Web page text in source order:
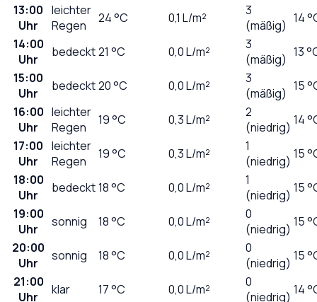
13:00
Uhr
leichter
Regen
24°C 0,1 L/m²
3
(mäßig) 14
14:00
Uhr
bedeckt21 °C 0,0L/m²
3
(mäßig) 13
15:00
Uhr
bedeckt20°C 0,0L/m²
3
(mäßig) 15
16:00
Uhr
leichter
Regen
19°C 0,3L/m²
2
(niedrig) 14
17:00
Uhr
leichter
Regen
19°C 0,3L/m²
1
(niedrig) 15
18:00
Uhr
bedeckt18°C 0,0L/m²
1
(niedrig) 15
19:00
Uhr
sonnig 18°C 0,0L/m²
0
(niedrig) 15
20:00
Uhr
sonnig 18°C 0,0L/m²
0
(niedrig) 15
21:00
Uhr
klar 17°C 0,0L/m²
0
(niedrig) 14